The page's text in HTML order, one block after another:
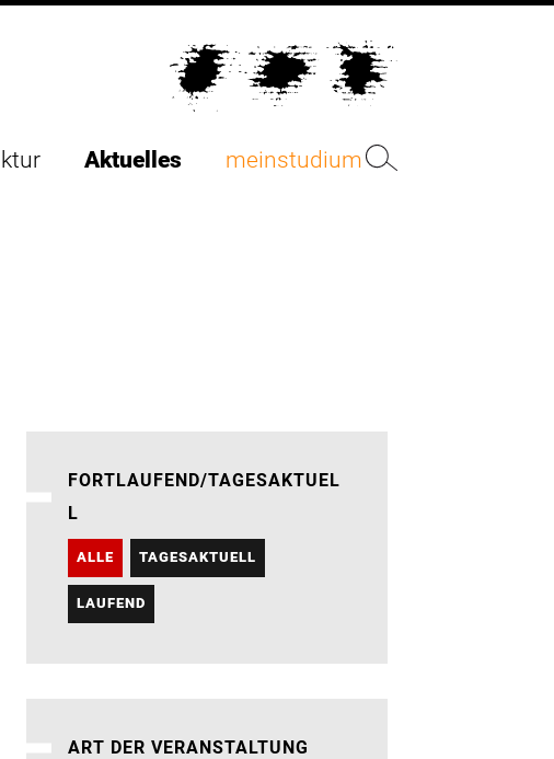
Aktuelles meinstudium
FORTLAUFEND/TAGESAKTUEL
L
ALLE TAGESAKTUELL
LAUFEND
ART DER VERANSTALTUNG